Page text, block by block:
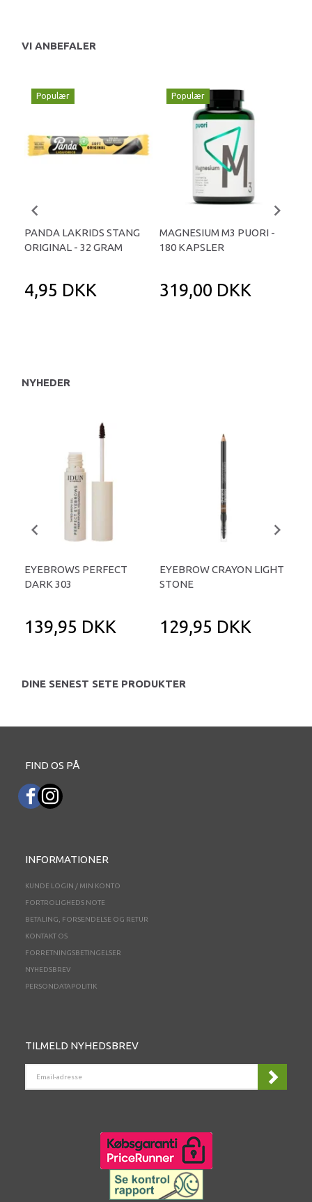
VI ANBEFALER
Populær
PANDA LAKRIDS STANG
ORIGINAL - 32 GRAM
4,95 DKK
Populær
MAGNESIUM M3 PUORI -
180 KAPSLER
319,00 DKK
NYHEDER
EYEBROWS PERFECT
DARK 303
139,95 DKK
EYEBROW CRAYON LIGHT
STONE
129,95 DKK
DINE SENEST SETE PRODUKTER
FIND OS PÅ
INFORMATIONER
KUNDE LOGIN / MIN KONTO
FORTROLIGHEDS NOTE
BETALING, FORSENDELSE OG RETUR
KONTAKT OS
FORRETNINGSBETINGELSER
NYHEDSBREV
PERSONDATAPOLITIK
TILMELD NYHEDSBREV
ADRESSE